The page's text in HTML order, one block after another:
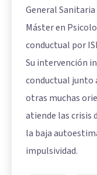
General
Máster en
conductual por
Su intervención
conductual junto
otras muchas
atiende las crisis
la baja
impulsividad.